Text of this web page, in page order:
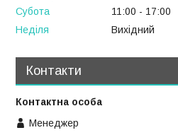
Субота
11:00
17:00
Неділя
Вихідний
Контакти
Менеджер